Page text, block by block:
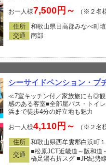
お一人様7,500円～ （※２名
住所
和歌山県日高郡みなべ町
交通
南部
シーサイドペンション・プ
≪7室キッチン付／家族旅にも◎
感のある客室■全部屋バス・トイ
浜まで徒歩4分の好立地も魅力
お一人様4,110円～ （※２名
住所
和歌山県西牟婁郡白浜町
交通
■松原JCT近畿道～阪和
橋足湯右折スグ ■JR紀勢